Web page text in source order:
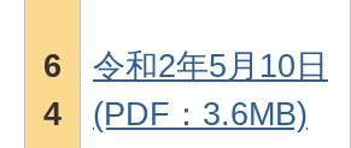
6
4
令和2年5月10日
(PDF：3.6MB)